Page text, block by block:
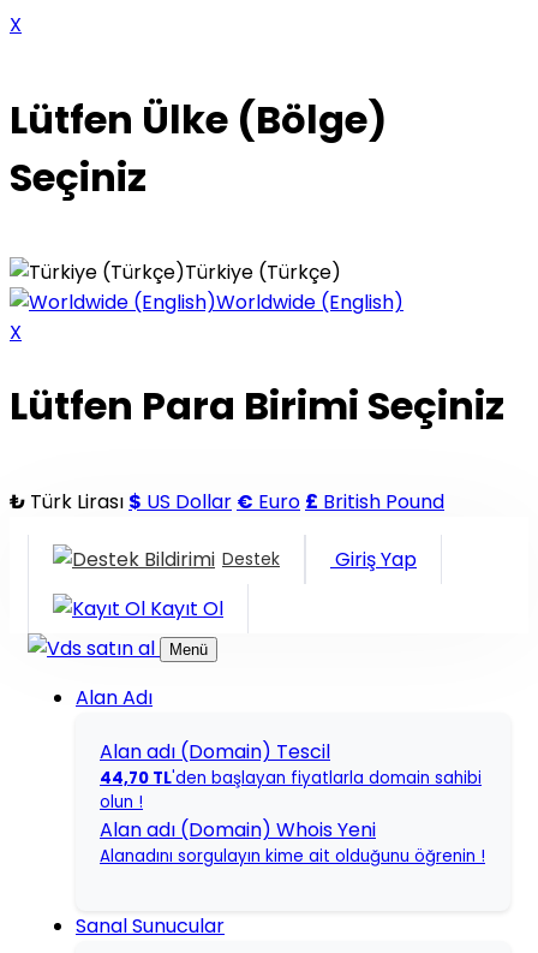
X
Lütfen Ülke (Bölge)
Seçiniz
Türkiye (Türkçe)
Worldwide (English)
X
Lütfen Para Birimi Seçiniz
₺ Türk Lirası $ US Dollar € Euro £ British Pound
Destek
Giriş Yap
Kayıt Ol
Menü
Alan Adı
Alan adı (Domain) Tescil
44,70 TL'den başlayan fiyatlarla domain sahibi
olun !
Alan adı (Domain) WhoisYeni
Alanadını sorgulayın kime ait olduğunu öğrenin !
Sanal Sunucular